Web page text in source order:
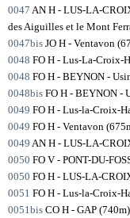
0047 AN H - LUS-LA-
des Aiguilles et le Mont
0047bis JO H - Ventavon
0048 FO H - Lus-La-Croix-
0048 FO H - BEYNON -
0048bis FO H - BEYNON -
0049 FO H - Lus-la-Croix-
0049 FO H - Ventavon
0049 AN H - LUS-LA-
0050 FO V - PONT-DU-
0050 FO H - LUS-LA-
0051 FO H - Lus-la-Croix-
0051bis CO H - GAP